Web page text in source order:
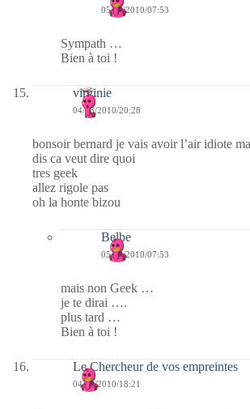
05/03/2010/07:53
Sympath …
Bien à toi !
virginie
04/03/2010/20:28
bonsoir bernard je vais avoir l’air idiote
dis ca veut dire quoi
tres geek
allez rigole pas
oh la honte bizou
Belbe
05/03/2010/07:53
mais non Geek …
je te dirai ….
plus tard …
Bien à toi !
Le Chercheur de vos empreintes
04/03/2010/18:21